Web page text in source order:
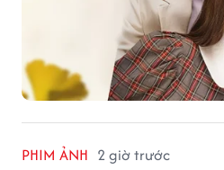
PHIM ẢNH 2 giờ trước